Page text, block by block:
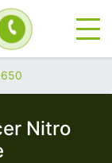
Nitro